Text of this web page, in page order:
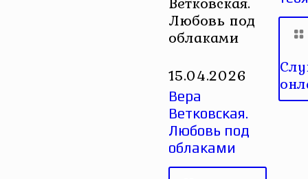
Любовь под
облаками
15.04.2026
Вера
Ветковская.
Любовь под
облаками